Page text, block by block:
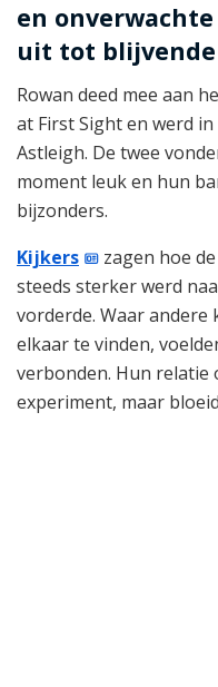
en
uit tot
Rowan deed mee aan
at First Sight en werd
Astleigh. De twee
moment leuk en hun
bijzonders.
Kijkers
zagen hoe
steeds sterker werd
vorderde. Waar andere
elkaar te vinden,
verbonden. Hun relatie
experiment, maar